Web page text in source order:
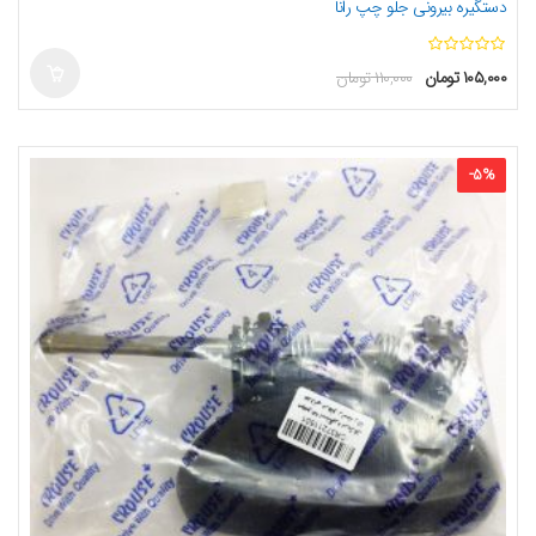
دستگیره بیرونی جلو چپ رانا
۱۱۰,۰۰۰تومان ۱۰۵,۰۰۰تومان
-5%